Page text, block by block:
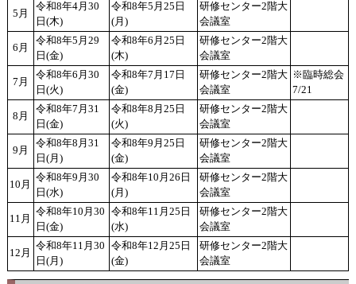
5月
令和8年4月30
日(木)
令和8年5月25日
(月)
研修センター2階大
会議室
6月
令和8年5月29
日(金)
令和8年6月25日
(木)
研修センター2階大
会議室
7月
令和8年6月30
日(火)
令和8年7月17日
(金)
研修センター2階大
会議室
※臨時総会
7/21
8月
令和8年7月31
日(金)
令和8年8月25日
(火)
研修センター2階大
会議室
9月
令和8年8月31
日(月)
令和8年9月25日
(金)
研修センター2階大
会議室
10月
令和8年9月30
日(水)
令和8年10月26日
(月)
研修センター2階大
会議室
11月
令和8年10月30
日(金)
令和8年11月25日
(水)
研修センター2階大
会議室
12月
令和8年11月30
日(月)
令和8年12月25日
(金)
研修センター2階大
会議室